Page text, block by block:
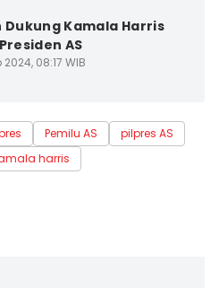
Dukung Kamala Harris
AS
2024, 08:17 WIB
Pemilu AS
pilpres AS
harris